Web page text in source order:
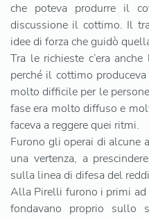
che poteva produrre il
discussione il cottimo. Il
idee di forza che guidò
Tra le richieste c’era
perché il cottimo
molto difficile per le
fase era molto diffuso e
faceva a reggere quei ritmi.
Furono gli operai di alcune
una vertenza, a
sulla linea di difesa del
Alla Pirelli furono i primi ad
fondavano proprio sullo